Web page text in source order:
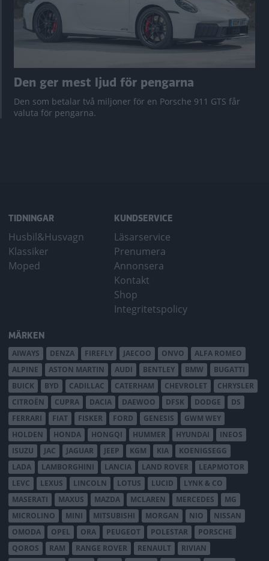
Den ger mest ljud för pengarna
Den som betalar två miljoner för en Porsche 911 GTS får
valuta för pengarna.
TIDNINGAR
Husbil&Husvagn
Klassiker
Moped
KUNDSERVICE
Läsarservice
Prenumera
Annonsera
Kontakt
Shop
Integritetspolicy
MÄRKEN
AIWAYS DENZA FIREFLY JAECOO ONVO
ALFA ROMEO
ALPINE
ASTON MARTIN AUDI BENTLEY BMW
BUGATTI
BUICK
BYD CADILLAC CATERHAM CHEVROLET
CHRYSLER
CITROËN
CUPRA DACIA DAEWOO DFSK DODGE
DS
FERRARI
FIAT FISKER FORD GENESIS
GWM WEY
HOLDEN
HONDA HONGQI HUMMER HYUNDAI
INEOS
ISUZU
JAC JAGUAR JEEP KGM KIA
KOENIGSEGG
LADA
LAMBORGHINI LANCIA LAND ROVER
LEAPMOTOR
LEVC
LEXUS LINCOLN LOTUS LUCID
LYNK & CO
MASERATI
MAXUS MAZDA MCLAREN MERCEDES
MG
MICROLINO
MINI MITSUBISHI MORGAN NIO
NISSAN
OMODA
OPEL ORA PEUGEOT POLESTAR
PORSCHE
QOROS
RAM RANGE ROVER RENAULT
RIVIAN